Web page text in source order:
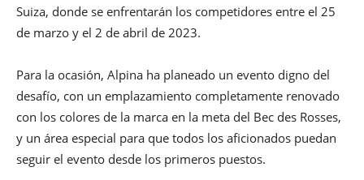
Suiza, donde se enfrentarán los competidores entre el 25
de marzo y el 2 de abril de 2023.
Para la ocasión, Alpina ha planeado un evento digno del
desafío, con un emplazamiento completamente renovado
con los colores de la marca en la meta del Bec des Rosses,
y un área especial para que todos los aficionados puedan
seguir el evento desde los primeros puestos.